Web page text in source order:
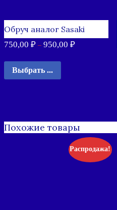
Обруч аналог Sasaki
750,00 ₽ – 950,00 ₽
Выбрать ...
Похожие товары
Распродажа!